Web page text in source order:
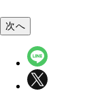
次へ